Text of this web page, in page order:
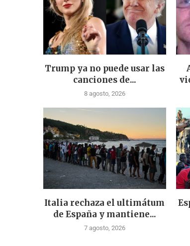
Trump ya no puede usar las
canciones de...
8 agosto, 2026
Italia rechaza el ultimátum
de España y mantiene...
7 agosto, 2026